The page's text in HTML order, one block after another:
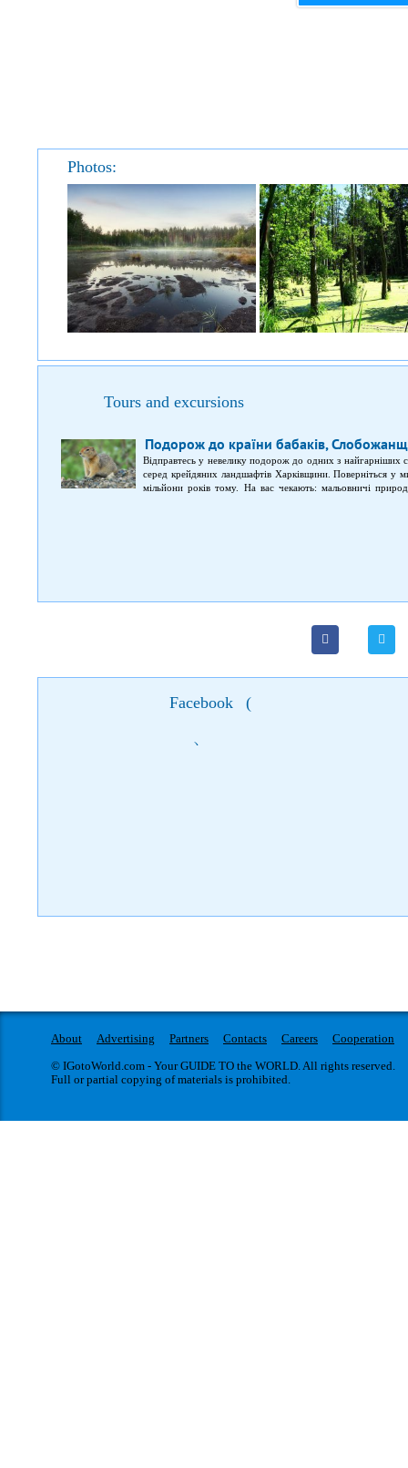
Photos:
Tours and excursions
Подорож до країни бабаків,
Відправтесь у невелику подорож до одних з найгарніших
серед крейдяних ландшафтів Харківщини. Поверніться у
мільйони років тому. На вас чекають: мальовничі
Facebook (
)
About Advertising Partners Contacts Careers
Cooperation
© IGotoWorld.com - Your GUIDE TO the WORLD. All rights reserved.
Full or partial copying of materials is prohibited.